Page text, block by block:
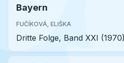
Bayern
FUČÍKOVÁ, ELIŠKA
Dritte Folge, Band XXI